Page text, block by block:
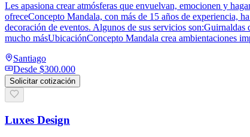
Les apasiona crear atmósferas que envuelvan, emocionen y
ofreceConcepto Mandala, con más de 15 años de experiencia,
decoración de eventos. Algunos de sus servicios
mucho másUbicaciónConcepto Mandala crea ambientaciones
Santiago
Desde $300.000
Solicitar cotización
Luxes Design